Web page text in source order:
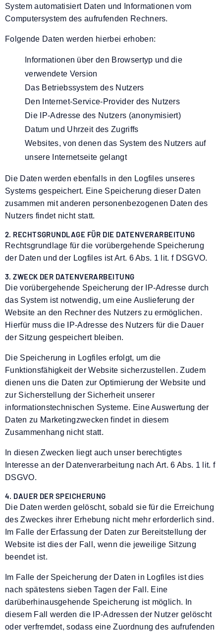
System automatisiert Daten und Informationen vom
Computersystem des aufrufenden Rechners.
Folgende Daten werden hierbei erhoben:
Informationen über den Browsertyp und die
verwendete Version
Das Betriebssystem des Nutzers
Den Internet-Service-Provider des Nutzers
Die IP-Adresse des Nutzers (anonymisiert)
Datum und Uhrzeit des Zugriffs
Websites, von denen das System des Nutzers auf
unsere Internetseite gelangt
Die Daten werden ebenfalls in den Logfiles unseres
Systems gespeichert. Eine Speicherung dieser Daten
zusammen mit anderen personenbezogenen Daten des
Nutzers findet nicht statt.
2. RECHTSGRUNDLAGE FÜR DIE DATENVERARBEITUNG
Rechtsgrundlage für die vorübergehende Speicherung
der Daten und der Logfiles ist Art. 6 Abs. 1 lit. f DSGVO.
3. ZWECK DER DATENVERARBEITUNG
Die vorübergehende Speicherung der IP-Adresse durch
das System ist notwendig, um eine Auslieferung der
Website an den Rechner des Nutzers zu ermöglichen.
Hierfür muss die IP-Adresse des Nutzers für die Dauer
der Sitzung gespeichert bleiben.
Die Speicherung in Logfiles erfolgt, um die
Funktionsfähigkeit der Website sicherzustellen. Zudem
dienen uns die Daten zur Optimierung der Website und
zur Sicherstellung der Sicherheit unserer
informationstechnischen Systeme. Eine Auswertung der
Daten zu Marketingzwecken findet in diesem
Zusammenhang nicht statt.
In diesen Zwecken liegt auch unser berechtigtes
Interesse an der Datenverarbeitung nach Art. 6 Abs. 1 lit. f
DSGVO.
4. DAUER DER SPEICHERUNG
Die Daten werden gelöscht, sobald sie für die Erreichung
des Zweckes ihrer Erhebung nicht mehr erforderlich sind.
Im Falle der Erfassung der Daten zur Bereitstellung der
Website ist dies der Fall, wenn die jeweilige Sitzung
beendet ist.
Im Falle der Speicherung der Daten in Logfiles ist dies
nach spätestens sieben Tagen der Fall. Eine
darüberhinausgehende Speicherung ist möglich. In
diesem Fall werden die IP-Adressen der Nutzer gelöscht
oder verfremdet, sodass eine Zuordnung des aufrufenden